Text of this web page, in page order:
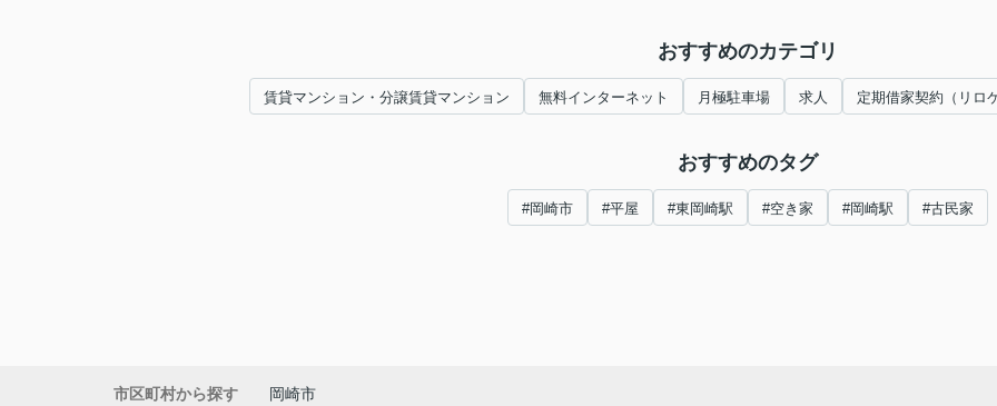
おすすめのカテゴリ
賃貸マンション・分譲賃貸マンション 無料インターネット 月極駐車場 求人 定期借家契約（リロ
おすすめのタグ
#岡崎市 #平屋 #東岡崎駅 #空き家 #岡崎駅 #古民家
市区町村から探す
岡崎市